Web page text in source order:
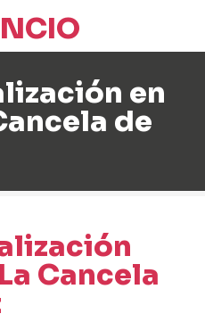
en
de
Cancela